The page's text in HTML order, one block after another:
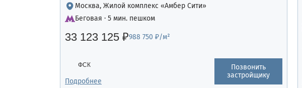
Москва, Жилой комплекс «Амбер Сити»
Беговая · 5 мин. пешком
33 123 125 ₽988 750 ₽/м²
ФСК
Позвонить
застройщику
Подробнее